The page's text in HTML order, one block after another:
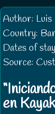
Author: Luis
Country:
Dates of
Source:
en Kayak